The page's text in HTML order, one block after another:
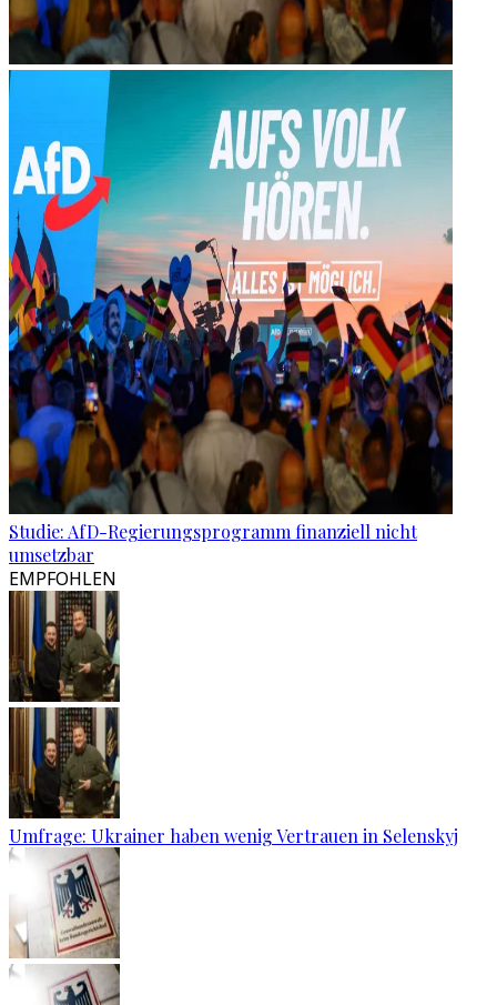
Studie: AfD-Regierungsprogramm finanziell nicht
umsetzbar
EMPFOHLEN
Umfrage: Ukrainer haben wenig Vertrauen in Selenskyj